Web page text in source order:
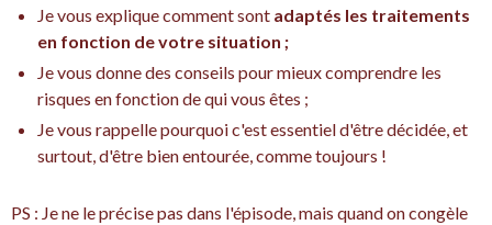
Je vous explique comment sont adaptés les traitements
en fonction de votre situation ;
Je vous donne des conseils pour mieux comprendre les
risques en fonction de qui vous êtes ;
Je vous rappelle pourquoi c'est essentiel d'être décidée, et
surtout, d'être bien entourée, comme toujours !
PS : Je ne le précise pas dans l'épisode, mais quand on congèle